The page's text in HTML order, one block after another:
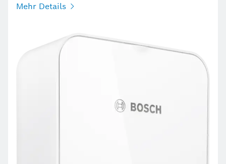
Mehr Details